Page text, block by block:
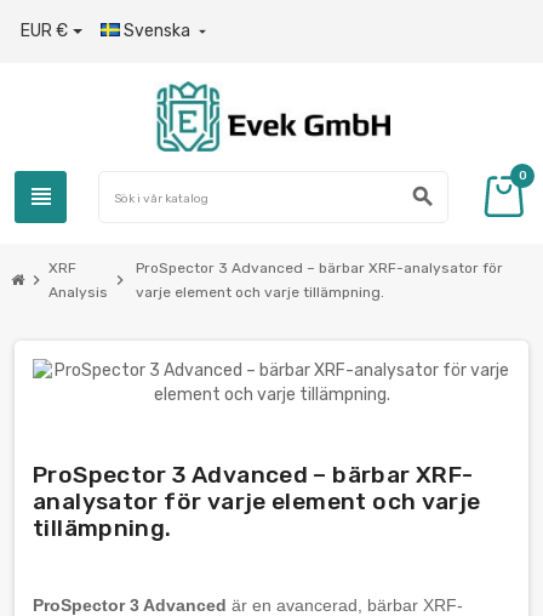
EUR € Svenska 
view_headline search
0
chevron_right
XRF
Analysis
chevron_right
ProSpector 3 Advanced – bärbar XRF-analysator för
varje element och varje tillämpning.
ProSpector 3 Advanced – bärbar XRF-
analysator för varje element och varje
tillämpning.
ProSpector 3 Advanced är en avancerad, bärbar XRF-